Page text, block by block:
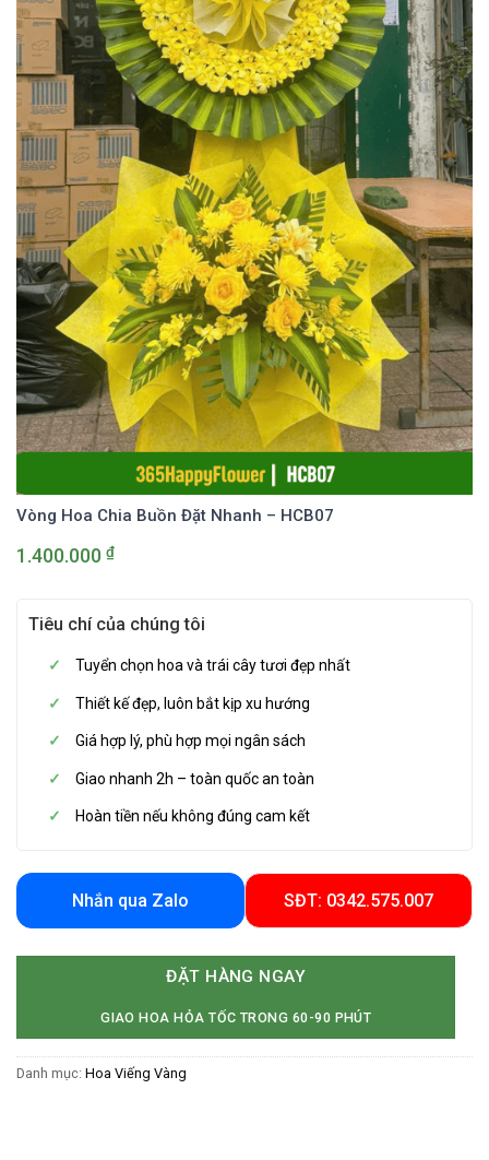
Vòng Hoa Chia Buồn Đặt Nhanh – HCB07
1.400.000 ₫
Tiêu chí của chúng tôi
Tuyển chọn hoa và trái cây tươi đẹp nhất
Thiết kế đẹp, luôn bắt kịp xu hướng
Giá hợp lý, phù hợp mọi ngân sách
Giao nhanh 2h – toàn quốc an toàn
Hoàn tiền nếu không đúng cam kết
Nhắn qua Zalo SĐT: 0342.575.007
ĐẶT HÀNG NGAY
GIAO HOA HỎA TỐC TRONG 60-90 PHÚT
Danh mục: Hoa Viếng Vàng